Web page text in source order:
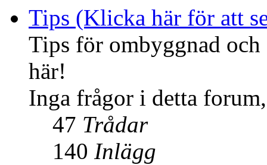
Tips (Klicka här för att
Tips för ombyggnad
här!
Inga frågor i detta
47 Trådar
140 Inlägg